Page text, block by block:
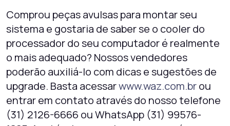
Comprou peças avulsas para montar seu
sistema e gostaria de saber se o cooler do
processador do seu computador é realmente
o mais adequado? Nossos vendedores
poderão auxiliá-lo com dicas e sugestões de
upgrade. Basta acessarwww.waz.com.brou
entrar em contato através do nosso telefone
(31) 2126-6666 ou WhatsApp (31) 99576-